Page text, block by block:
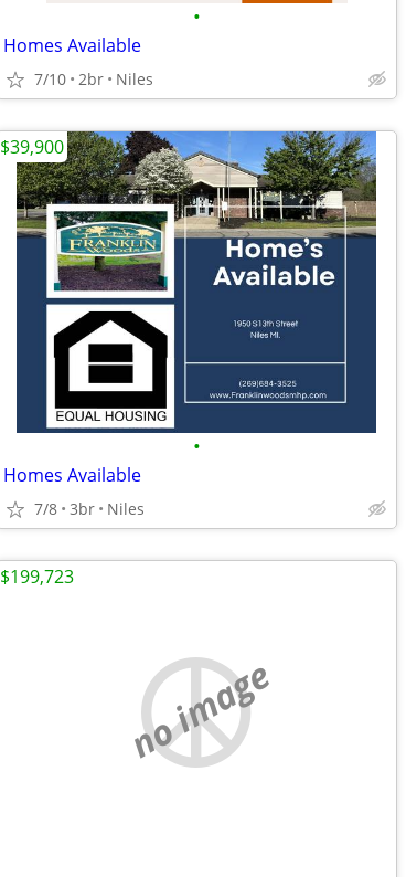
•
Homes Available
7/10 2br Niles
•
Homes Available
7/8 3br Niles
$39,900
no image
$199,723